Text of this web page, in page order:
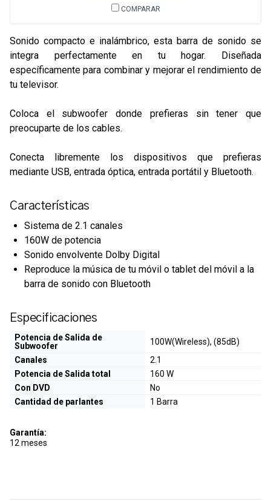
COMPARAR
Sonido compacto e inalámbrico, esta barra de sonido se
integra perfectamente en tu hogar. Diseñada
específicamente para combinar y mejorar el rendimiento de
tu televisor.
Coloca el subwoofer donde prefieras sin tener que
preocuparte de los cables.
Conecta libremente los dispositivos que prefieras
mediante USB, entrada óptica, entrada portátil y Bluetooth.
Características
Sistema de 2.1 canales
160W de potencia
Sonido envolvente Dolby Digital
Reproduce la música de tu móvil o tablet del móvil a la
barra de sonido con Bluetooth
Especificaciones
Potencia de Salida de
Subwoofer
100W(Wireless), (85dB)
Canales
2.1
Potencia de Salida total
160 W
Con DVD
No
Cantidad de parlantes
1 Barra
Garantía:
12 meses